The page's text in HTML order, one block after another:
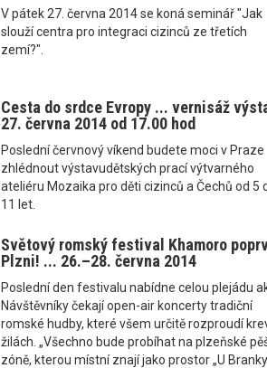
V pátek 27. června 2014 se koná seminář "Jak
slouží centra pro integraci cizinců ze třetích
zemí?".
Cesta do srdce Evropy ... vernisáž
27. června 2014 od 17.00 hod
Poslední červnový víkend budete moci v Praze
zhlédnout výstavudětských prací výtvarného
ateliéru Mozaika pro děti cizinců a Čechů od 5
11 let.
Světový romský festival Khamoro
Plzni! ... 26.–28. června 2014
Poslední den festivalu nabídne celou plejádu
Návštěvníky čekají open-air koncerty tradiční
romské hudby, které všem určitě rozproudí
žilách. „Všechno bude probíhat na plzeňské
zóně, kterou místní znají jako prostor „U